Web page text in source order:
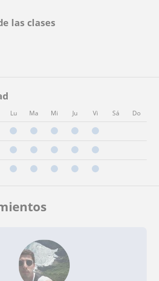
las clases
Lu Ma Mi Ju Vi Sá Do